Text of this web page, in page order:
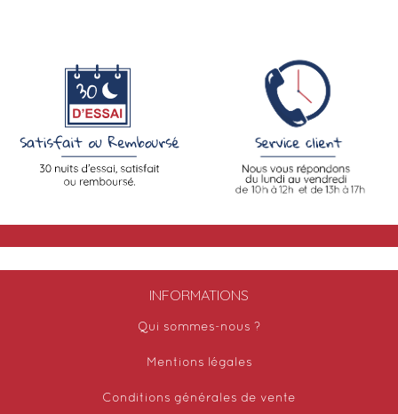
INFORMATIONS
Qui sommes-nous ?
Mentions légales
Conditions générales de vente